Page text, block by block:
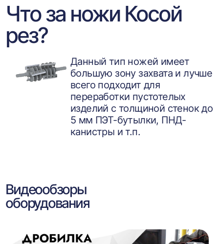
Что за ножи Косой
рез?
Данный тип ножей имеет
большую зону захвата и лучше
всего подходит для
переработки пустотелых
изделий с толщиной стенок до
5 мм ПЭТ-бутылки, ПНД-
канистры и т.п.
Видеообзоры
оборудования